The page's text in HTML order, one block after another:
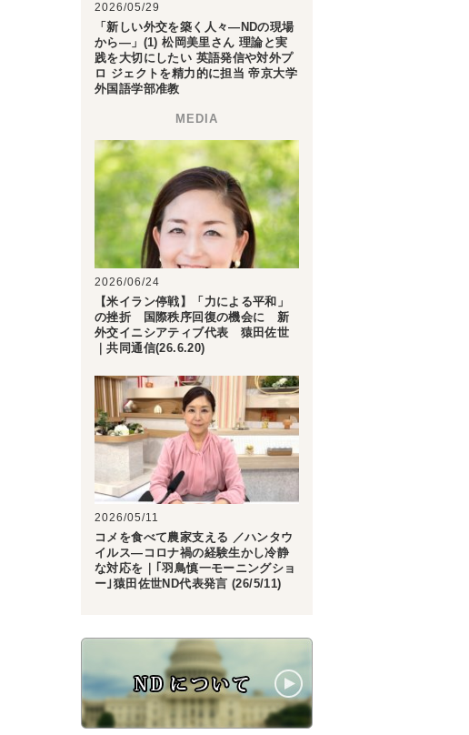
2026/05/29
「新しい外交を築く人々―NDの現場
から―」(1) 松岡美里さん 理論と実
践を大切にしたい 英語発信や対外プ
ロ ジェクトを精力的に担当 帝京大学
外国語学部准教
2026/06/24
【米イラン停戦】「力による平和」
の挫折 国際秩序回復の機会に 新
外交イニシアティブ代表 猿田佐世
｜共同通信(26.6.20)
2026/05/11
コメを食べて農家支える ／ハンタウ
イルス―コロナ禍の経験生かし冷静
な対応を｜｢羽鳥慎一モーニングショ
ー｣猿田佐世ND代表発言 (26/5/11)